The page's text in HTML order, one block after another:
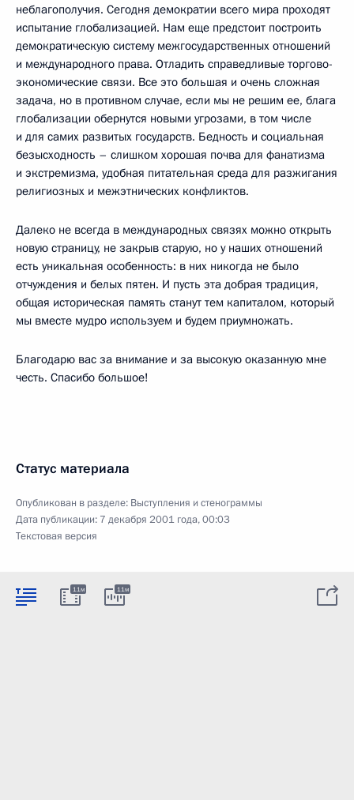
неблагополучия. Сегодня демократии всего мира проходят
испытание глобализацией. Нам еще предстоит построить
демократическую систему межгосударственных отношений
и международного права. Отладить справедливые торгово-
экономические связи. Все это большая и очень сложная
задача, но в противном случае, если мы не решим ее, блага
глобализации обернутся новыми угрозами, в том числе
и для самих развитых государств. Бедность и социальная
безысходность – слишком хорошая почва для фанатизма
и экстремизма, удобная питательная среда для разжигания
религиозных и межэтнических конфликтов.
Далеко не всегда в международных связях можно открыть
новую страницу, не закрыв старую, но у наших отношений
есть уникальная особенность: в них никогда не было
отчуждения и белых пятен. И пусть эта добрая традиция,
общая историческая память станут тем капиталом, который
мы вместе мудро используем и будем приумножать.
Благодарю вас за внимание и за высокую оказанную мне
честь. Спасибо большое!
Статус материала
Опубликован в разделе: Выступления и стенограммы
Дата публикации: 7 декабря 2001 года, 00:03
Текстовая версия
11м 11м